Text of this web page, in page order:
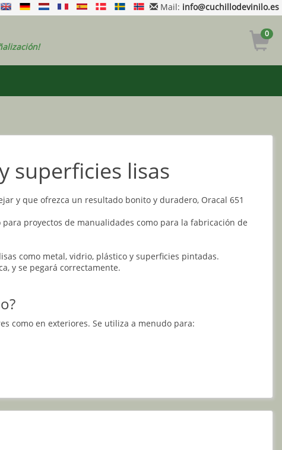
Mail: info@cuchillodevinilo.es
0
superficies lisas
y que ofrezca un resultado bonito y duradero, Oracal 651
proyectos de manualidades como para la fabricación de
como metal, vidrio, plástico y superficies pintadas.
y se pegará correctamente.
como en exteriores. Se utiliza a menudo para: